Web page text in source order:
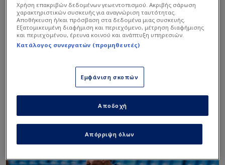
Διαβάστε επίσης...
Επιλογή Μπενίτεθ και…
Αρτέτα ο επόμενος Αντίνο!
Με 6.5 εκατ. κλείνει σε ΠΑΟ
"Ξηλώνεται" ο Αλαφούζος
για νέο Ουναΐ - Ο αμυντικός
που ζήτησε ο Μπενίτεθ
Χρήση επακριβών δεδομένων γεωεντοπισμού. Ακριβής σάρωση
χαρακτηριστικών συσκευής για αναγνώριση ταυτότητας.
Αποθήκευση ή/και πρόσβαση στα δεδομένα μιας συσκευής.
Εξατομικευμένη διαφήμιση και περιεχόμενο, μέτρηση διαφήμισης
και περιεχομένου, έρευνα κοινού και ανάπτυξη υπηρεσιών.
Κατάλογος συνεργατών (προμηθευτές)
Εμφάνιση σκοπών
Απόρριψη όλων
Αποδοχή